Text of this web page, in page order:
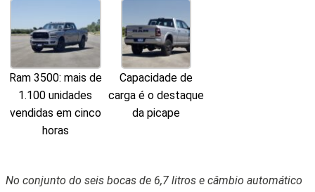
Ram 3500: mais de
1.100 unidades
vendidas em cinco
horas
Capacidade de
carga é o destaque
da picape
No conjunto do seis bocas de 6,7 litros e câmbio automático